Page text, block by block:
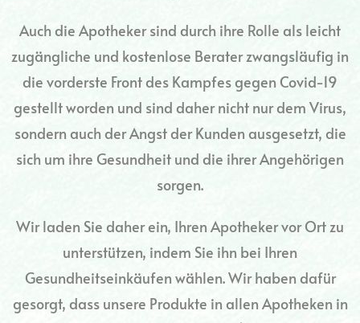
Auch die Apotheker sind durch ihre Rolle als leicht
zugängliche und kostenlose Berater zwangsläufig in
die vorderste Front des Kampfes gegen Covid-19
gestellt worden und sind daher nicht nur dem Virus,
sondern auch der Angst der Kunden ausgesetzt, die
sich um ihre Gesundheit und die ihrer Angehörigen
sorgen.
Wir laden Sie daher ein, Ihren Apotheker vor Ort zu
unterstützen, indem Sie ihn bei Ihren
Gesundheitseinkäufen wählen. Wir haben dafür
gesorgt, dass unsere Produkte in allen Apotheken in